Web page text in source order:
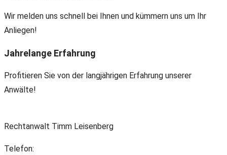
Wir melden uns schnell bei Ihnen und kümmern uns um Ihr
Anliegen!
Jahrelange Erfahrung
Profitieren Sie von der langjährigen Erfahrung unserer
Anwälte!
Rechtanwalt Timm Leisenberg
Telefon: